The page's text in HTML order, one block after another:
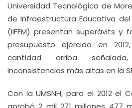
Universidad Tecnológica de
de Infraestructura Educativa
(IIFEM) presentan superávits y
presupuesto ejercido en
cantidad arriba
inconsistencias más altas en la
Con la UMSNH; para el 2012 el